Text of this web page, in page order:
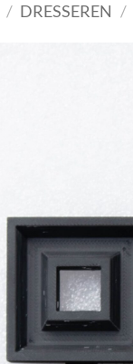
/ DRESSEREN /